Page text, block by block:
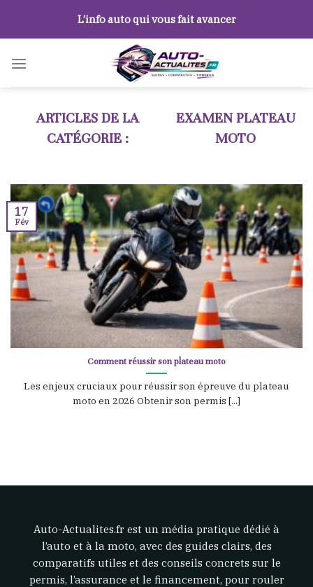
content
L’info auto qui vous fait avancer
EXAMEN PLATEAU
MOTO
Comment réussir son plateau moto
Les enjeux cruciaux pour réussir son épreuve du plateau
moto en 2026 Obtenir son permis [...]
17
Fév
Auto-Actualites.fr est un média pratique dédié à
l’auto et à la moto, avec des guides clairs, des
comparatifs utiles et des conseils concrets sur le
permis, l’assurance et le financement, pour rouler